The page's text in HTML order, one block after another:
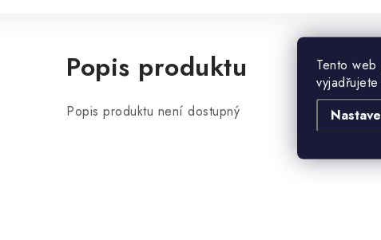
Tento
Popis produktu
Popis produktu není dostupný